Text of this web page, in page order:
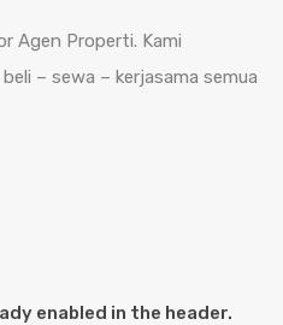
Agen Properti. Kami
– sewa – kerjasama semua
enabled in the header.